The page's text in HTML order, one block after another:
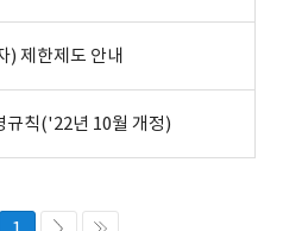
) 제한제도 안내
규칙('22년 10월 개정)